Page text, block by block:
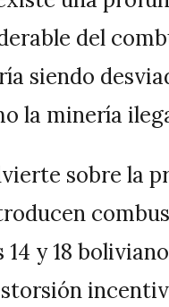
del
siendo
la minería
sobre la
y 18